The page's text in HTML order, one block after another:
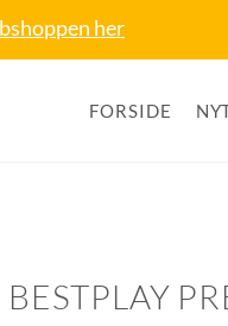
her
FORSIDE
BESTPLAY